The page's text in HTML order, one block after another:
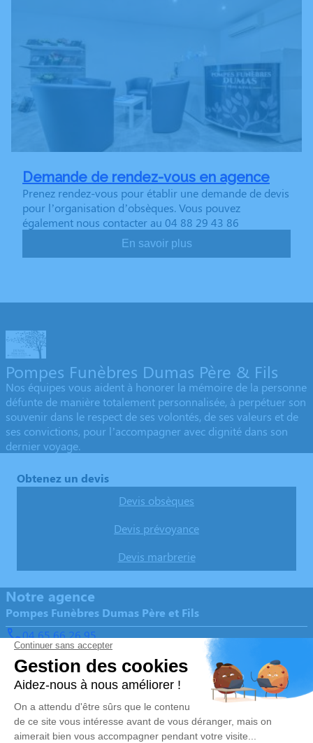
Demande de rendez-vous en agence
Prenez rendez-vous pour établir une demande de devis
pour l’organisation d’obsèques. Vous pouvez
également nous contacter au 04 88 29 43 86
En savoir plus
Pompes Funèbres Dumas Père & Fils
Nos équipes vous aident à honorer la mémoire de la personne
défunte de manière totalement personnalisée, à perpétuer son
souvenir dans le respect de ses volontés, de ses valeurs et de
ses convictions, pour l’accompagner avec dignité dans son
dernier voyage.
Obtenez un devis
Devis obsèques
Devis prévoyance
Devis marbrerie
Notre agence
Pompes Funèbres Dumas Père et Fils
04 65 66 26 95
pf.familiale.dumas@gmail.com
18 Rue Jules Ferry – 13120 – Gardanne
5/5 – 344 avis
Nos Services
Organiser des obsèques
Monuments funéraires
Liens utiles
Avis de décès
Demande de rendez-vous en